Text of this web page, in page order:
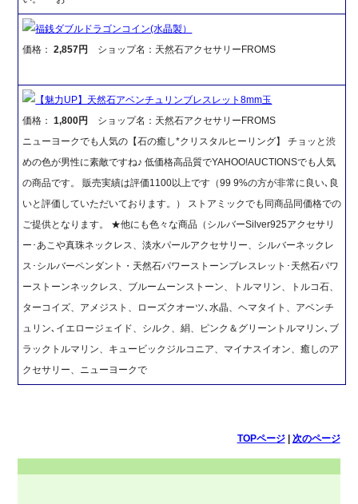
福銭ダブルドラゴンコイン(水晶製）
価格：2,857円 ショップ名：天然石アクセサリーFROMS
【魅力UP】天然石アベンチュリンブレスレット8mm玉
価格：1,800円
ショップ名：天然石アクセサリーFROMS
ニューヨークでも人気の【石の癒し*クリスタルヒーリング】 チョッと渋
めの色が男性に素敵ですね♪ 低価格高品質でYAHOO!AUCTIONSでも人気
の商品です。 販売実績は評価1100以上です（99 9%の方が非常に良い､良
いと評価していただいております。） ストアミックでも同商品同価格での
ご提供となります。 ★他にも色々な商品（シルバーSilver925アクセサリ
ー･あこや真珠ネックレス、淡水パールアクセサリー、シルバーネックレ
ス･シルバーペンダント・天然石パワーストーンブレスレット･天然石パワ
ーストーンネックレス、ブルームーンストーン、トルマリン、トルコ石、
ターコイズ、アメジスト、ローズクオーツ､水晶、ヘマタイト、アベンチ
ュリン､イエロージェイド、シルク、絹、ピンク＆グリーントルマリン､ブ
ラックトルマリン、キュービックジルコニア、マイナスイオン、癒しのア
クセサリー、ニューヨークで
TOPページ| 次のページ